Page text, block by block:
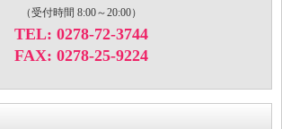
（受付時間 8:00～20:00）
TEL: 0278-72-3744
FAX: 0278-25-9224